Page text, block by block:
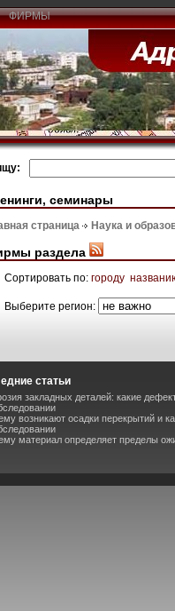
ФИРМЫ
семинары
страница Наука и
раздела
Сортировать по: городу
Выберите регион:
статьи
закладных деталей: какие
возникают осадки перекрытий и
материал определяет пределы